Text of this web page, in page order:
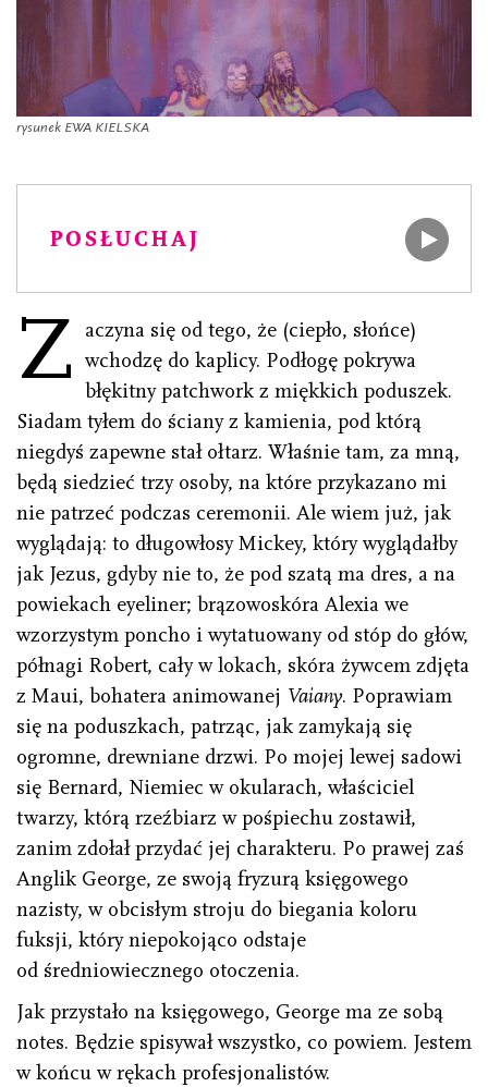
rysunek EWA KIELSKA
POSŁUCHAJ
Z
aczyna się od tego, że (ciepło, słońce)
wchodzę do kaplicy. Podłogę pokrywa
błękitny patch­work z miękkich poduszek.
Siadam tyłem do ściany z kamienia, pod którą
niegdyś zapewne stał ołtarz. Właśnie tam, za mną,
będą siedzieć trzy osoby, na które przykazano mi
nie patrzeć podczas ceremonii. Ale wiem już, jak
wyglądają: to długowłosy Mickey, który wyglądałby
jak Jezus, gdyby nie to, że pod szatą ma dres, a na
powiekach eyeliner; brązowoskóra Alexia we
wzorzystym poncho i wytatuowany od stóp do głów,
półnagi Robert, cały w lokach, skóra żywcem zdjęta
z Maui, bohatera animowanej Vaiany. Poprawiam
się na poduszkach, patrząc, jak zamykają się
ogromne, drewniane drzwi. Po mojej lewej sadowi
się Bernard, Niemiec w okularach, właściciel
twarzy, którą rzeźbiarz w pośpiechu zostawił,
zanim zdołał przydać jej charakteru. Po prawej zaś
Anglik George, ze swoją fryzurą księgowego
nazisty, w obcisłym stroju do biegania koloru
fuksji, który niepokojąco odstaje
od średniowiecznego otoczenia.
Jak przystało na księgowego, George ma ze sobą
notes. Będzie spisywał wszystko, co powiem. Jestem
w końcu w rękach profesjonalistów.